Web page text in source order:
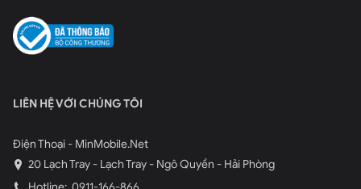
LIÊN HỆ VỚI CHÚNG TÔI
Điện Thoại - MinMobile.Net
20 Lạch Tray - Lạch Tray - Ngô Quyền - Hải Phòng